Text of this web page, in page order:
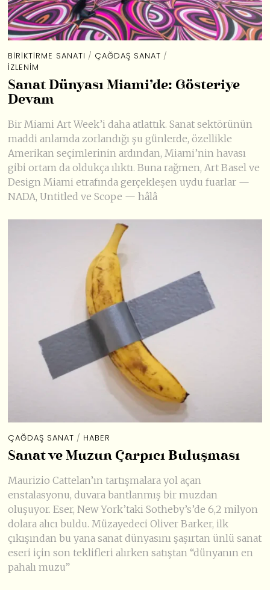
BIRIKTIRME SANATI / ÇAĞDAŞ SANAT /
İZLENIM
Sanat Dünyası Miami’de: Gösteriye
Devam
Bir Miami Art Week’i daha atlattık. Sanat sektörünün
maddi anlamda zorlandığı şu günlerde, özellikle
Amerikan seçimlerinin ardından, Miami’nin havası
gibi ortam da oldukça ılıktı. Buna rağmen, Art Basel ve
Design Miami etrafında gerçekleşen uydu fuarlar —
NADA, Untitled ve Scope — hâlâ
ÇAĞDAŞ SANAT / HABER
Sanat ve Muzun Çarpıcı Buluşması
Maurizio Cattelan’ın tartışmalara yol açan
enstalasyonu, duvara bantlanmış bir muzdan
oluşuyor. Eser, New York’taki Sotheby’s’de 6,2 milyon
dolara alıcı buldu. Müzayedeci Oliver Barker, ilk
çıkışından bu yana sanat dünyasını şaşırtan ünlü sanat
eseri için son teklifleri alırken satıştan “dünyanın en
pahalı muzu”